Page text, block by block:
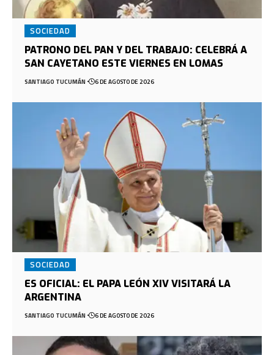
SOCIEDAD
PATRONO DEL PAN Y DEL TRABAJO: CELEBRÁ A
SAN CAYETANO ESTE VIERNES EN LOMAS
SANTIAGO TUCUMÁN 6 DE AGOSTO DE 2026
SOCIEDAD
ES OFICIAL: EL PAPA LEÓN XIV VISITARÁ LA
ARGENTINA
SANTIAGO TUCUMÁN 6 DE AGOSTO DE 2026